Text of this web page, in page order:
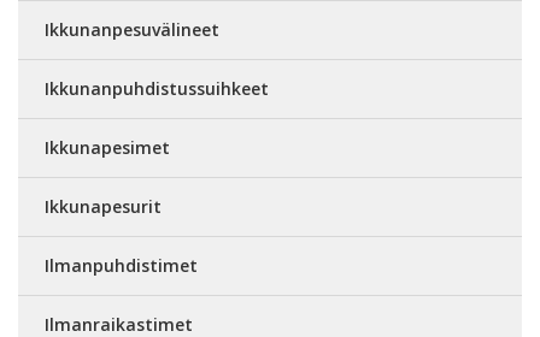
Ikkunanpesuvälineet
Ikkunanpuhdistussuihkeet
Ikkunapesimet
Ikkunapesurit
Ilmanpuhdistimet
Ilmanraikastimet